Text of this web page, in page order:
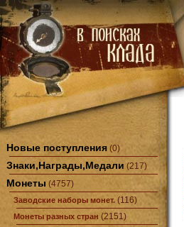
Новые поступления (0)
Знаки,Награды,Медали (217)
Монеты (4757)
Заводские наборы монет. (116)
Монеты разных стран (2151)